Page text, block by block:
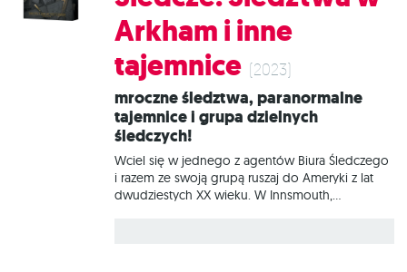
polega? Każda rozgrywka w The Queen’s Gambit
sposób wskazany na wybranej karcie. To nasz
układ początkowy, na
Arkham i inne
tajemnice (2023)
Mroczne śledztwa, paranormalne
tajemnice i grupa dzielnych
śledczych!
Wciel się w jednego z agentów Biura Śledczego
i razem ze swoją grupą ruszaj do Ameryki z lat
dwudziestych XX wieku. W Innsmouth,